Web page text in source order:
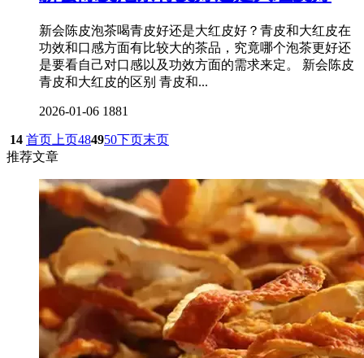
新会陈皮泡茶喝青皮好还是大红皮好？青皮和大红皮在
功效和口感方面有比较大的茶品，究竟哪个泡茶更好还
是要看自己对口感以及功效方面的需求来定。 新会陈皮
青皮和大红皮的区别 青皮和...
2026-01-06 1881
14 首页 上页484950下页末页
推荐文章